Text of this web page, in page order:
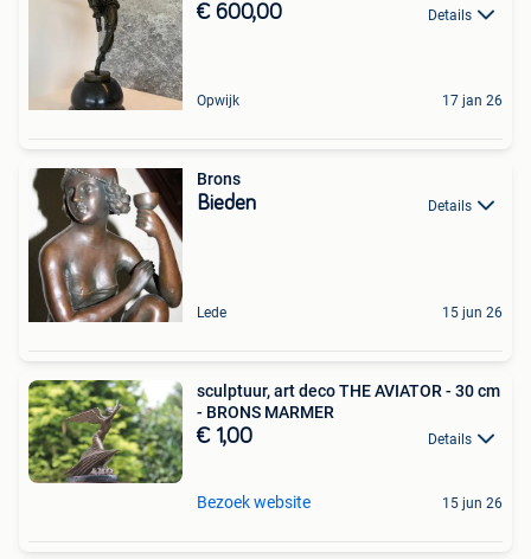
€ 600,00 Details
Opwijk 17 jan 26
Brons
Bieden Details
Lede 15 jun 26
sculptuur, art deco THE AVIATOR - 30 cm
- BRONS MARMER
€ 1,00 Details
Bezoek website 15 jun 26